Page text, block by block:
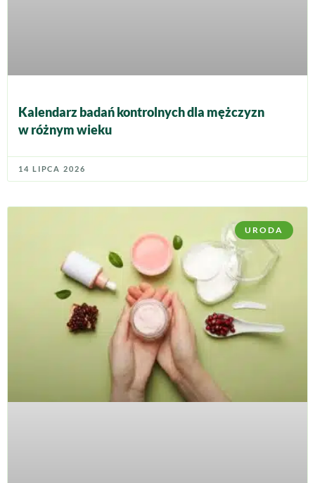
Kalendarz badań kontrolnych dla mężczyzn
w różnym wieku
14 LIPCA 2026
URODA